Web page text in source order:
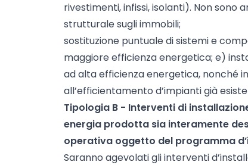
rivestimenti, infissi, isolanti). Non sono
strutturale sugli immobili;
sostituzione puntuale di sistemi e
maggiore efficienza energetica; e)
ad alta efficienza energetica, nonché
all’efficientamento d’impianti già
Tipologia B - Interventi di
energia prodotta sia interamente
operativa oggetto del programma
Saranno agevolati gli interventi